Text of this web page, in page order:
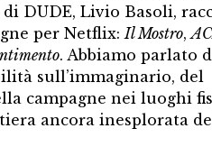
DUDE, Livio Basoli,
per Netflix: Il Mostro,
. Abbiamo parlato
sull’immaginario, del
campagne nei luoghi
ancora inesplorata